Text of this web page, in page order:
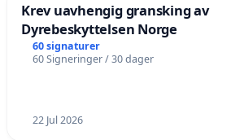
Krev uavhengig gransking av
Dyrebeskyttelsen Norge
60 signaturer
60 Signeringer / 30 dager
22 Jul 2026